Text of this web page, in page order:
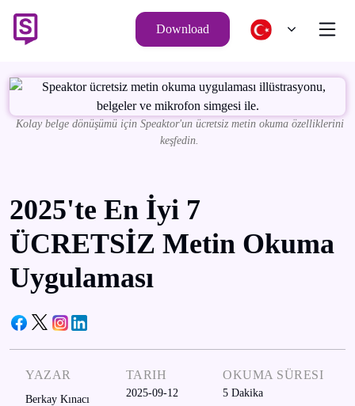
Download
Kolay belge dönüşümü için Speaktor'un ücretsiz metin okuma özelliklerini
keşfedin.
2025'te En İyi 7
ÜCRETSİZ Metin Okuma
Uygulaması
YAZAR
Berkay Kınacı
TARIH
2025-09-12
OKUMA SÜRESI
5 Dakika